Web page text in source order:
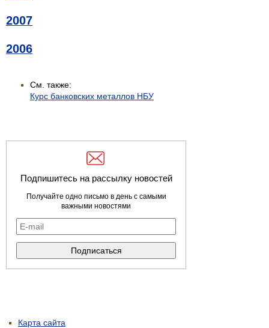
2007
2006
См. также:
Курс банковских металлов НБУ
Подпишитесь на рассылку новостей
Получайте одно письмо в день с самыми
важными новостями
Карта сайта